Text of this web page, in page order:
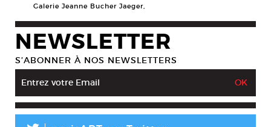
Galerie Jeanne Bucher Jaeger,
NEWSLETTER
S’ABONNER À NOS NEWSLETTERS